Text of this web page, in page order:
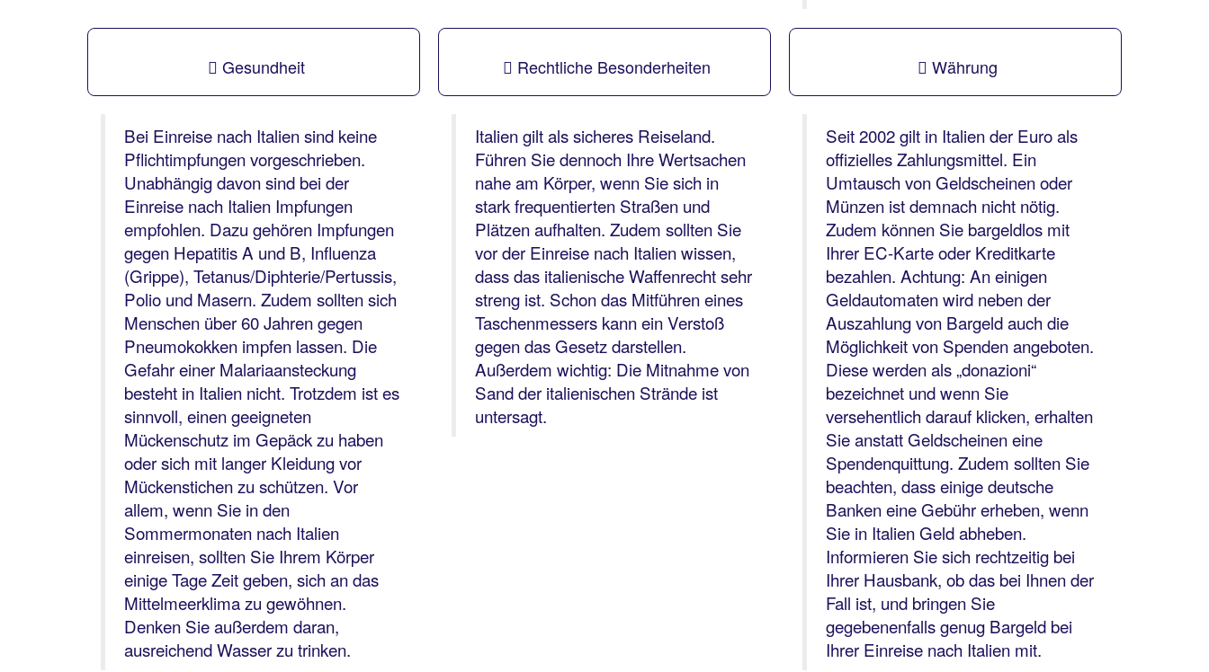
Gesundheit
Bei Einreise nach Italien sind keine
Pflichtimpfungen vorgeschrieben.
Unabhängig davon sind bei der
Einreise nach Italien Impfungen
empfohlen. Dazu gehören Impfungen
gegen Hepatitis A und B, Influenza
(Grippe), Tetanus/Diphterie/Pertussis,
Polio und Masern. Zudem sollten sich
Menschen über 60 Jahren gegen
Pneumokokken impfen lassen. Die
Gefahr einer Malariaansteckung
besteht in Italien nicht. Trotzdem ist es
sinnvoll, einen geeigneten
Mückenschutz im Gepäck zu haben
oder sich mit langer Kleidung vor
Mückenstichen zu schützen. Vor
allem, wenn Sie in den
Sommermonaten nach Italien
einreisen, sollten Sie Ihrem Körper
einige Tage Zeit geben, sich an das
Mittelmeerklima zu gewöhnen.
Denken Sie außerdem daran,
ausreichend Wasser zu trinken.
Rechtliche Besonderheiten
Italien gilt als sicheres Reiseland.
Führen Sie dennoch Ihre Wertsachen
nahe am Körper, wenn Sie sich in
stark frequentierten Straßen und
Plätzen aufhalten. Zudem sollten Sie
vor der Einreise nach Italien wissen,
dass das italienische Waffenrecht sehr
streng ist. Schon das Mitführen eines
Taschenmessers kann ein Verstoß
gegen das Gesetz darstellen.
Außerdem wichtig: Die Mitnahme von
Sand der italienischen Strände ist
untersagt.
Währung
Seit 2002 gilt in Italien der Euro als
offizielles Zahlungsmittel. Ein
Umtausch von Geldscheinen oder
Münzen ist demnach nicht nötig.
Zudem können Sie bargeldlos mit
Ihrer EC-Karte oder Kreditkarte
bezahlen. Achtung: An einigen
Geldautomaten wird neben der
Auszahlung von Bargeld auch die
Möglichkeit von Spenden angeboten.
Diese werden als „donazioni“
bezeichnet und wenn Sie
versehentlich darauf klicken, erhalten
Sie anstatt Geldscheinen eine
Spendenquittung. Zudem sollten Sie
beachten, dass einige deutsche
Banken eine Gebühr erheben, wenn
Sie in Italien Geld abheben.
Informieren Sie sich rechtzeitig bei
Ihrer Hausbank, ob das bei Ihnen der
Fall ist, und bringen Sie
gegebenenfalls genug Bargeld bei
Ihrer Einreise nach Italien mit.